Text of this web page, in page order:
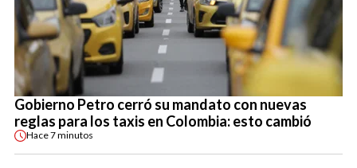
Gobierno Petro cerró su mandato con nuevas
reglas para los taxis en Colombia: esto cambió
Hace7 minutos